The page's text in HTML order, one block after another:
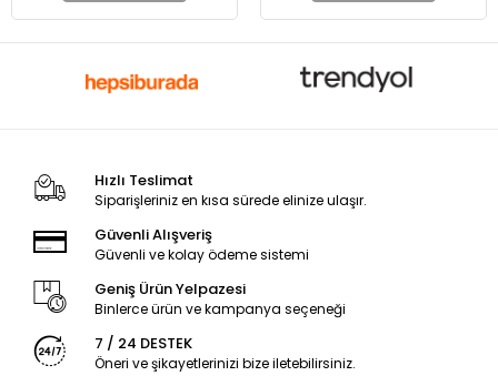
Hızlı Teslimat
Siparişleriniz en kısa sürede elinize ulaşır.
Güvenli Alışveriş
Güvenli ve kolay ödeme sistemi
Geniş Ürün Yelpazesi
Binlerce ürün ve kampanya seçeneği
7 / 24 DESTEK
Öneri ve şikayetlerinizi bize iletebilirsiniz.